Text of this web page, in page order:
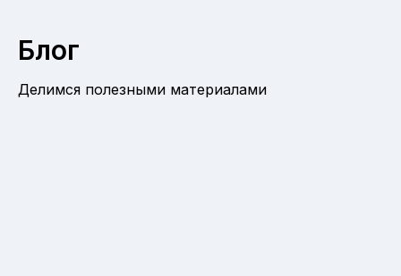
Блог
Делимся полезными материалами